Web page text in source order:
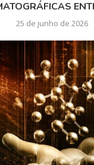
25 de junho de 2026